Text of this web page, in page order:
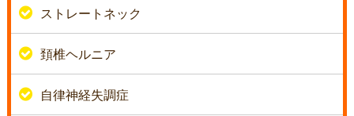
ストレートネック
頚椎ヘルニア
自律神経失調症